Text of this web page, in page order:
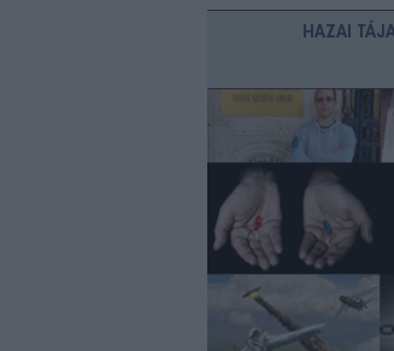
HAZAI